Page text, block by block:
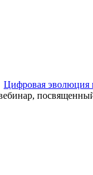
Цифровая эволюция